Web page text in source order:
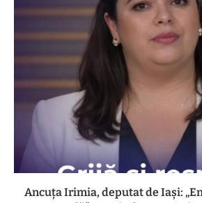
Ancuța Irimia, deputat de Iași: